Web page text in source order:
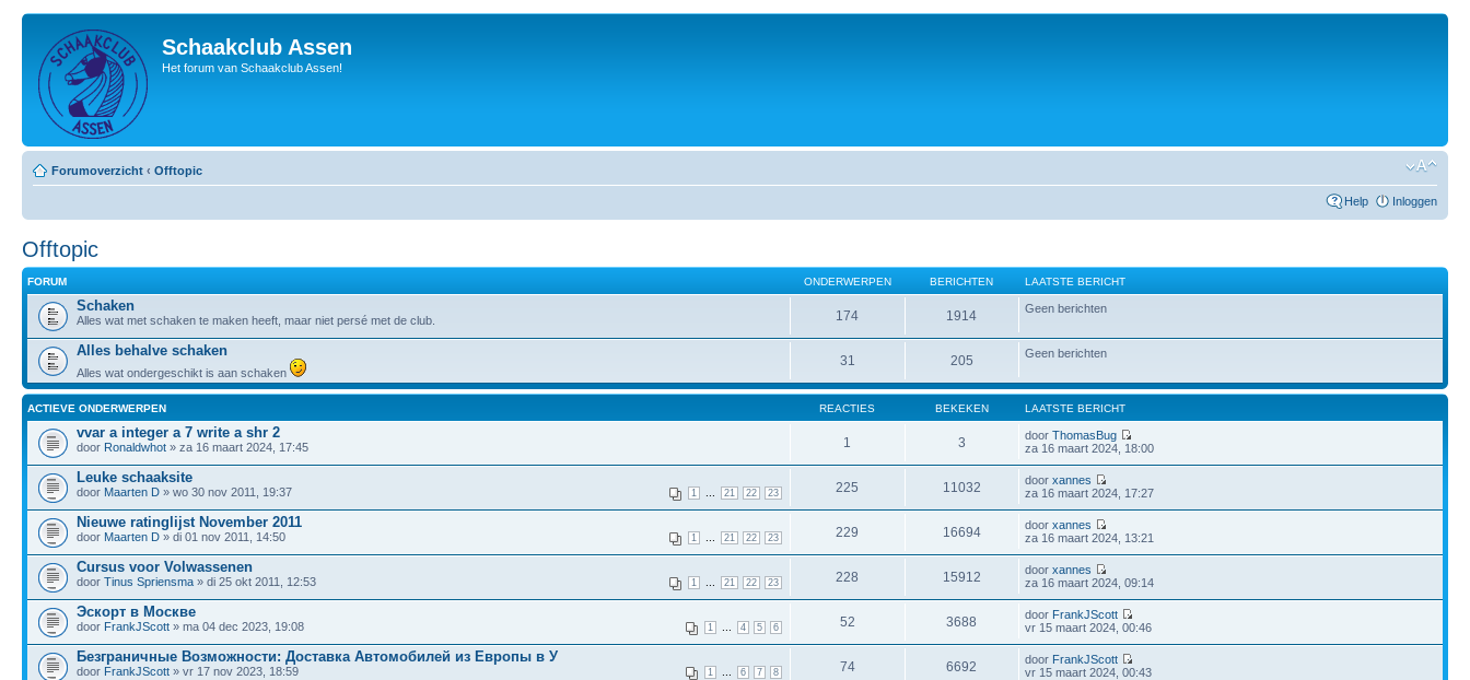
Schaakclub Assen
Het forum van Schaakclub Assen!
Forumoverzicht ‹ Offtopic
Help Inloggen
Offtopic
FORUM ONDERWERPEN BERICHTEN LAATSTE BERICHT
Schaken
Alles wat met schaken te maken heeft, maar niet persé met de club. 174 1914 Geen berichten
Alles behalve schaken
Alles wat ondergeschikt is aan schaken
31 205 Geen berichten
ACTIEVE ONDERWERPEN REACTIES BEKEKEN LAATSTE BERICHT
vvar a integer a 7 write a shr 2
door Ronaldwhot » za 16 maart 2024, 17:45 1 3 doorThomasBug
za 16 maart 2024, 18:00
Leuke schaaksite
1 21 22 23
door Maarten D » wo 30 nov 2011, 19:37 225 11032 doorxannes
za 16 maart 2024, 17:27
Nieuwe ratinglijst November 2011
1 21 22 23
door Maarten D » di 01 nov 2011, 14:50 229 16694 doorxannes
za 16 maart 2024, 13:21
Cursus voor Volwassenen
1 21 22 23
door Tinus Spriensma » di 25 okt 2011, 12:53 228 15912 doorxannes
za 16 maart 2024, 09:14
Эскорт в Москве
1 4 5 6
door FrankJScott » ma 04 dec 2023, 19:08 52 3688 door FrankJScott
vr 15 maart 2024, 00:46
Безграничные Возможности: Доставка Автомобилей из Европы в У
1 6 7 8
door FrankJScott » vr 17 nov 2023, 18:59 74 6692 door FrankJScott
vr 15 maart 2024, 00:43